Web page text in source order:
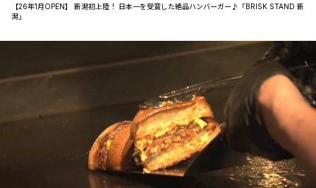
【26年1月OPEN】 新潟初上陸！ 日本一を受賞した絶品ハンバーガー♪「BRISK STAND 新
潟」